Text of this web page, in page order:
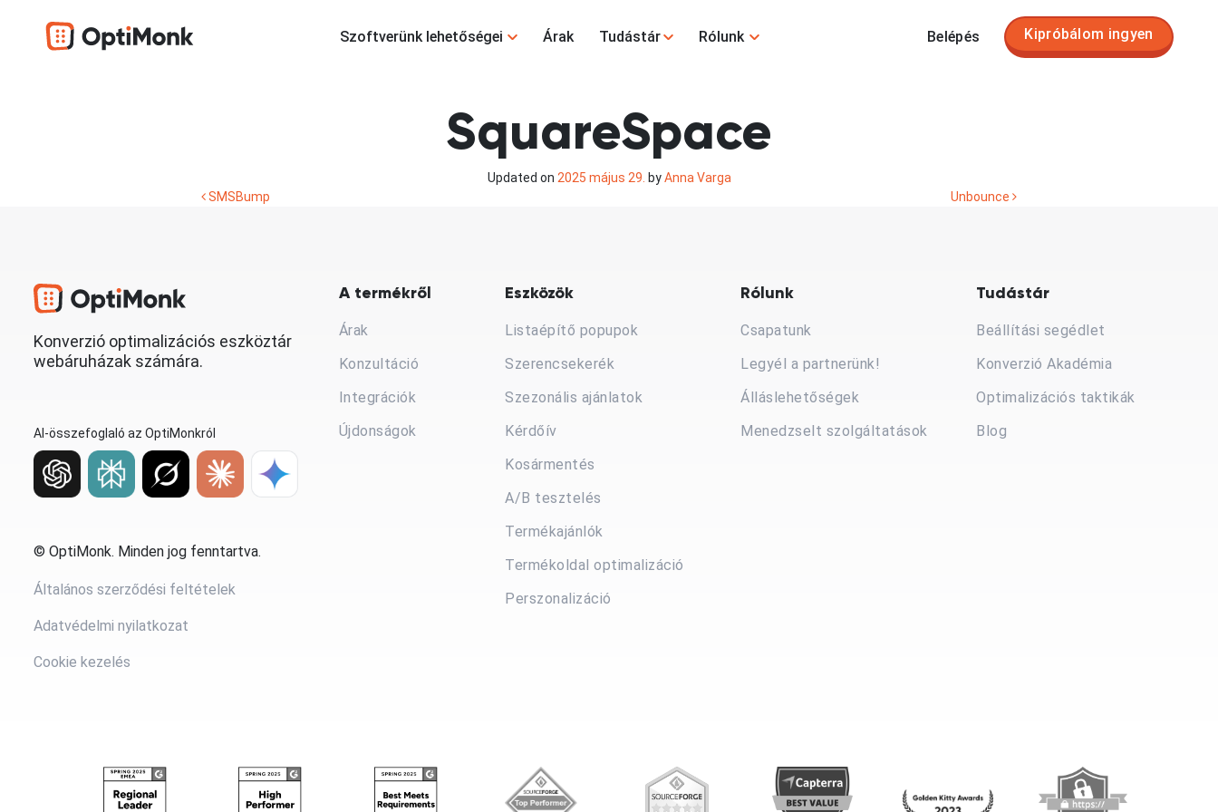
Szoftverünk lehetőségei Árak Tudástár Rólunk Belépés Kipróbálom ingyen
SquareSpace
Updated on 2025 május 29. by Anna Varga
SMSBump
Unbounce
Konverzió optimalizációs eszköztár
webáruházak számára.
AI-összefoglaló az OptiMonkról
© OptiMonk. Minden jog fenntartva.
Általános szerződési feltételek
Adatvédelmi nyilatkozat
Cookie kezelés
A termékről
Árak
Konzultáció
Integrációk
Újdonságok
Eszközök
Listaépítő popupok
Szerencsekerék
Szezonális ajánlatok
Kérdőív
Kosármentés
A/B tesztelés
Termékajánlók
Termékoldal optimalizáció
Perszonalizáció
Rólunk
Csapatunk
Legyél a partnerünk!
Álláslehetőségek
Menedzselt szolgáltatások
Tudástár
Beállítási segédlet
Konverzió Akadémia
Optimalizációs taktikák
Blog